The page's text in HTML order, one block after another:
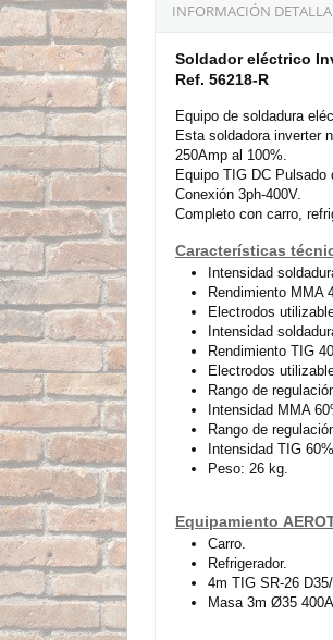
INFORMACIÓN
Soldador eléctrico
Ref. 56218-R
Equipo de soldadura
Esta soldadora inverter
250Amp al 100%.
Equipo TIG DC Pulsado
Conexión 3ph-400V.
Completo con carro,
Características
Intensidad
Rendimiento MMA
Electrodos
Intensidad
Rendimiento TIG
Electrodos
Rango de
Intensidad MMA
Rango de
Intensidad TIG
Peso: 26 kg.
Equipamiento
Carro.
Refrigerador.
4m TIG SR-26
Masa 3m Ø35